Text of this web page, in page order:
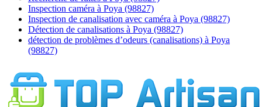
Inspection caméra à Poya (98827)
Inspection de canalisation avec caméra à Poya (98827)
Détection de canalisations à Poya (98827)
détection de problèmes d’odeurs (canalisations) à Poya
(98827)